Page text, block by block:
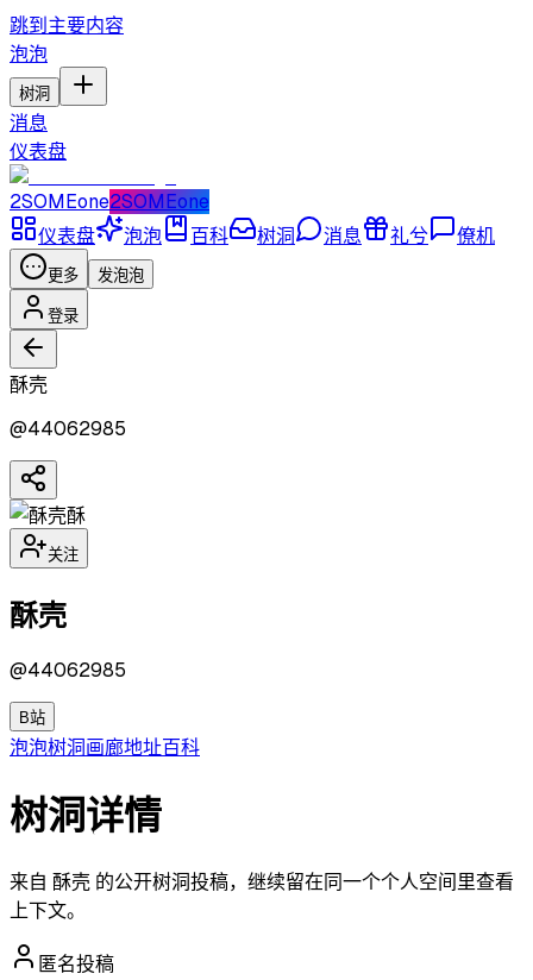
跳到主要内容
泡泡
树洞
消息
仪表盘
2SOMEone2SOMEone
仪表盘
泡泡 百科 树洞 消息 礼兮 僚机
更多 发泡泡
登录
酥壳
@44062985
酥
关注
酥壳
@44062985
B站
泡泡树洞画廊地址百科
树洞详情
来自 酥壳 的公开树洞投稿，继续留在同一个个人空间里查看
上下文。
匿名投稿